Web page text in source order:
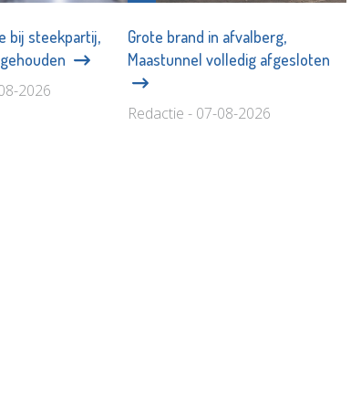
bij steekpartij,
2026
Grote brand in afvalberg,
Maastunnel volledig afgesloten
Redactie - 07-08-2026